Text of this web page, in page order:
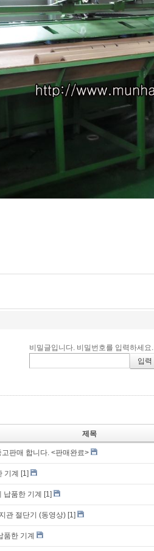
비밀글입니다. 비밀번호를 입력하세요.
제목
판매 합니다. <판매완료>
기계 [1]
납품한 기계 [1]
관 절단기 (동영상) [1]
품한 기계